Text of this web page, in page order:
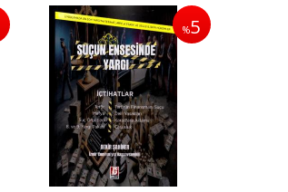
%5